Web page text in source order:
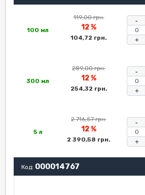
100 мл
119,00 грн.
12 %
104,72 грн. +
300 мл
289,00 грн.
12 %
254,32 грн. +
5 л
2 716,57 грн.
12 %
2 390,58 грн. +
Код: 000014767